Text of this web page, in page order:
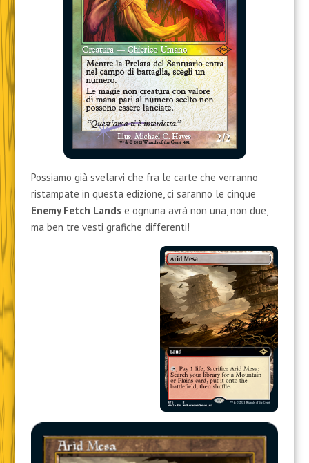
Possiamo già svelarvi che fra le carte che verranno
ristampate in questa edizione, ci saranno le cinque
Enemy Fetch Lands e ognuna avrà non una, non due,
ma ben tre vesti grafiche differenti!